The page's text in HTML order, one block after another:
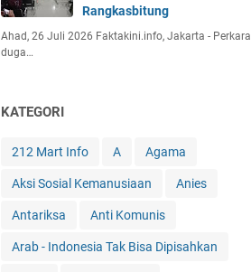
Rangkasbitung
Ahad, 26 Juli 2026 Faktakini.info, Jakarta - Perkara
duga…
KATEGORI
212 Mart Info A Agama
Aksi Sosial Kemanusiaan Anies
Antariksa Anti Komunis
Arab - Indonesia Tak Bisa Dipisahkan